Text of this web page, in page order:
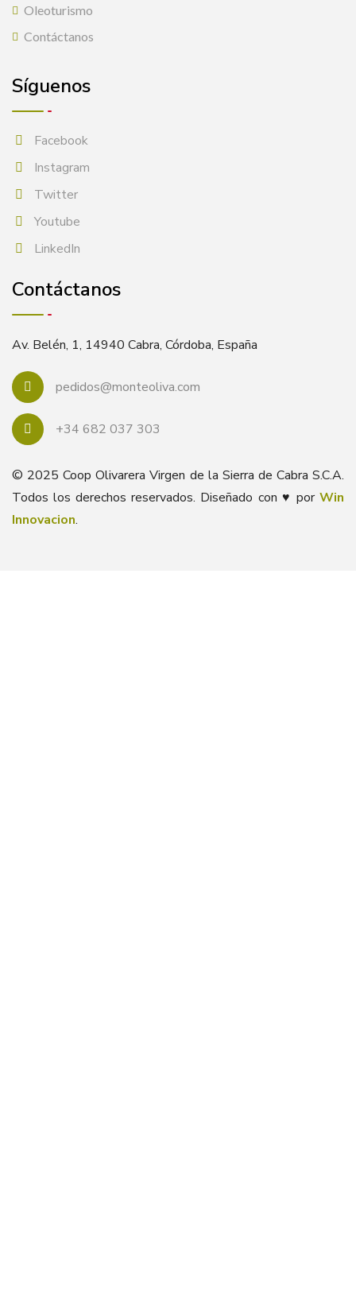
Oleoturismo
Contáctanos
Síguenos
Facebook
Instagram
Twitter
Youtube
LinkedIn
Contáctanos
Av. Belén, 1, 14940 Cabra, Córdoba, España
pedidos@monteoliva.com
+34 682 037 303
© 2025 Coop Olivarera Virgen de la Sierra de Cabra S.C.A.
Todos los derechos reservados. Diseñado con ♥ por Win
Innovacion.